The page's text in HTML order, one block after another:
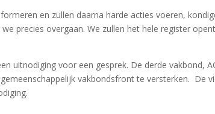
en zullen daarna harde acties voeren,
precies overgaan. We zullen het hele register
uitnodiging voor een gesprek. De derde vakbond,
vakbondsfront te versterken. De